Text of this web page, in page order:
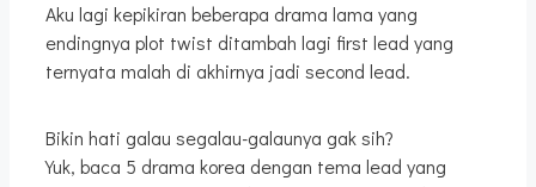
Aku lagi kepikiran beberapa drama lama yang
endingnya plot twist ditambah lagi first lead yang
ternyata malah di akhirnya jadi second lead.
Bikin hati galau segalau-galaunya gak sih?
Yuk, baca 5 drama korea dengan tema lead yang